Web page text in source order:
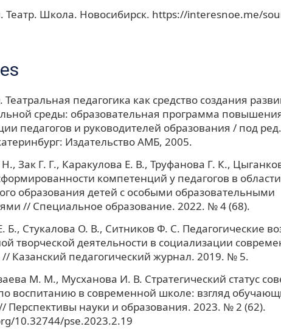
Театр. Школа. Новосибирск. https://interesnoe.me/
Театральная педагогика как средство создания
среды: образовательная программа
педагогов и руководителей образования / под
Издательство АМБ, 2005.
Н., Зак Г. Г., Каракулова Е. В., Труфанова Г. К.,
компетенций у педагогов в
образования детей с особыми образовательными
// Специальное образование. 2022. № 4 (68).
Б., Стукалова О. В., Ситников Ф. С. Педагогические
творческой деятельности в социализации
// Казанский педагогический журнал. 2019. № 5.
М. М., Мусханова И. В. Стратегический статус
воспитанию в современной школе: взгляд
Перспективы науки и образования. 2023. № 2 (62).
10.32744/pse.2023.2.19